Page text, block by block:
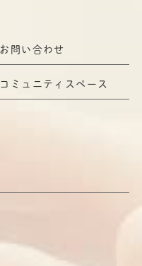
お問い合わせ
コミュニティスペース